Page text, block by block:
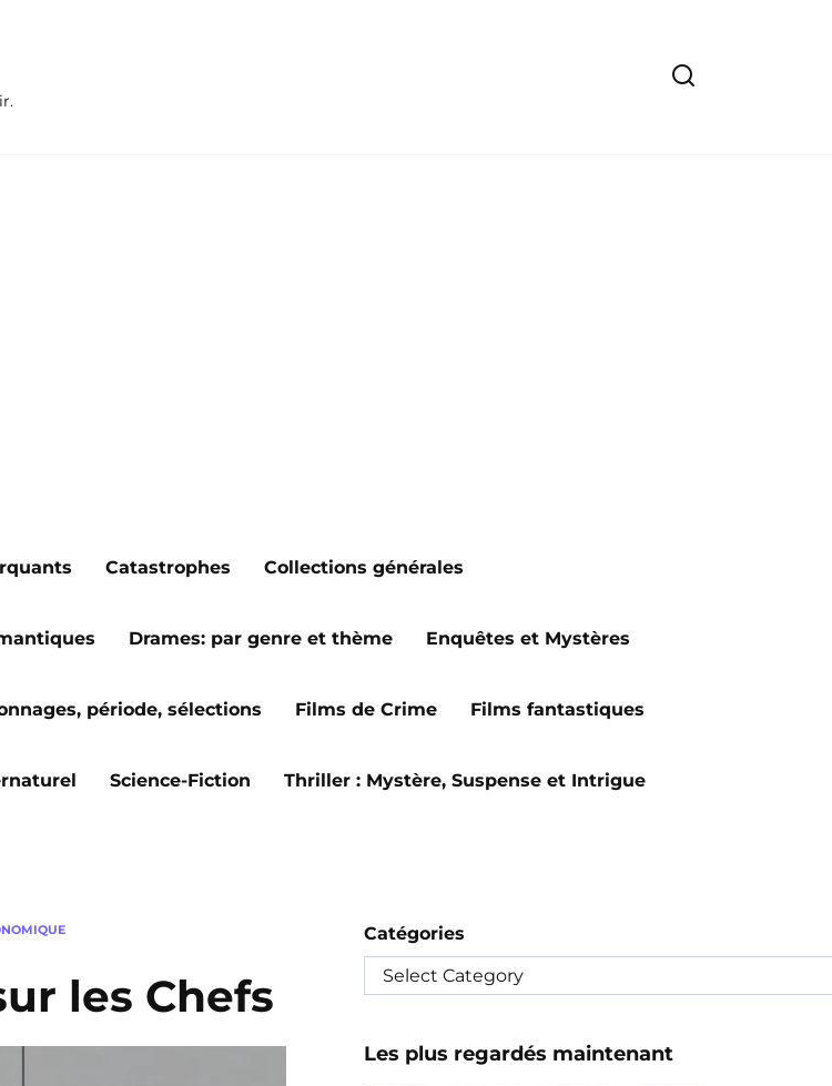
Catastrophes Collections générales
Drames: par genre et thème Enquêtes et Mystères
période, sélections Films de Crime Films fantastiques
Science-Fiction Thriller : Mystère, Suspense et Intrigue
les Chefs
Catégories
Les plus regardés maintenant